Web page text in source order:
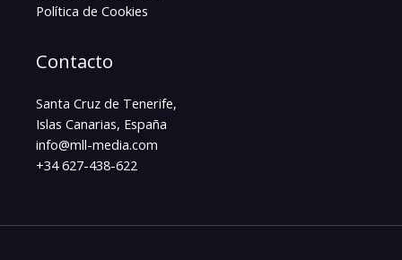
Política de Cookies
Contacto
Santa Cruz de Tenerife,
Islas Canarias, España
info@mll-media.com
+34 627-438-622